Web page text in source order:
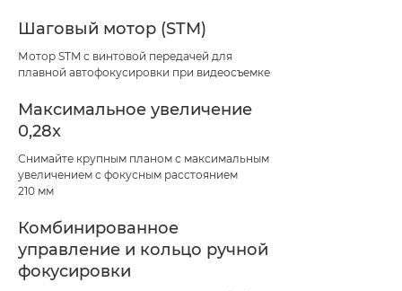
Шаговый мотор (STM)
Мотор STM с винтовой передачей для
плавной автофокусировки при видеосъемке
Максимальное увеличение
0,28x
Снимайте крупным планом с максимальным
увеличением с фокусным расстоянием
210 мм
Комбинированное
управление и кольцо ручной
фокусировки